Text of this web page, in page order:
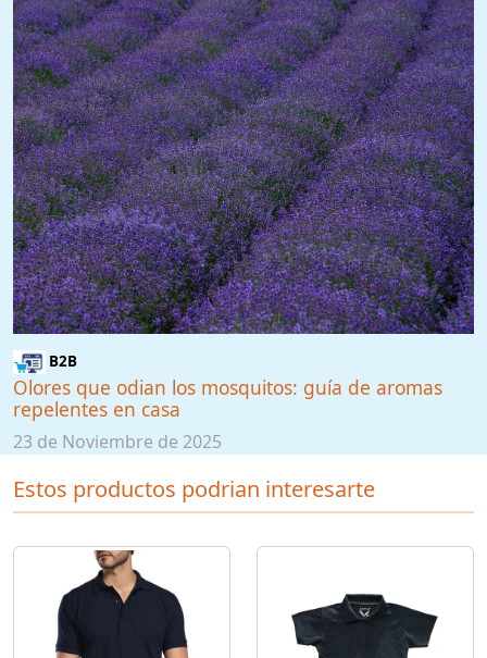
B2B
Olores que odian los mosquitos: guía de aromas
repelentes en casa
23 de Noviembre de 2025
Estos productos podrian interesarte